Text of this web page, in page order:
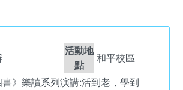
活動地
點
和平校區
書》樂讀系列演講:活到老，學到